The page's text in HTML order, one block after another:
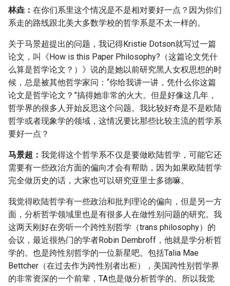
林垚： 在你们系里这个情况是不是相对要好一点？因为你们
系走的路线跟北美大多数学校的哲学系是不太一样的。
关于马景超提出的问题，我记得Kristie Dotson就写过一篇
论文，叫《How is this Paper Philosophy?（这篇论文凭什
么算是哲学论文？）》说的是她以前研究黑人女权思想的时
候，总是被其他哲学家问：“你给我讲一讲，凭什么你这篇
论文是哲学论文？”搞得她非常的火大。但是好像这几年，
哲学界的很多人开始反思这个问题。我比较好奇是不是欧陆
哲学或者现象学的领域，这情况要比那些比较主流的哲学系
要好一点？
马景超： 我觉得这个哲学系不仅是要做欧陆哲学，可能它还
需要有一些政治方面的偏向才会有帮助，因为如果欧陆哲学
完全做历史的话，大家也可以研究亚里士多德嘛。
我觉得欧陆哲学有一些政治和批判理论的偏向，但是另一方
面，分析哲学领域里也是有很多人在做性别问题的研究。我
这两天刚好在旁听一个跨性别哲学（trans philosophy）的
会议，最近很热门的学者Robin Dembroff，他就是学分析哲
学的。也是跨性别哲学的一位新星吧。包括Talia Mae
Bettcher（在过去作为跨性别者出柜），美国跨性别哲学界
的非常资深的一个前辈，TA也是做分析哲学的。所以我觉